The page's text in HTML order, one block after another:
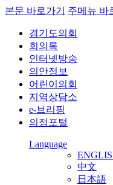
본문 바로가기 주메뉴 바
경기도의회
회의록
인터넷방송
의안정보
어린이의회
지역상담소
e-브리핑
의정포털
Language
中文
日本語